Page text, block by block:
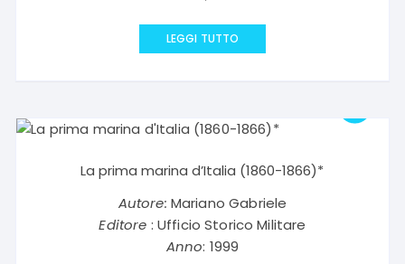
LEGGI TUTTO
La prima marina d’Italia (1860-1866)*
Autore: Mariano Gabriele
Editore : Ufficio Storico Militare
Anno: 1999